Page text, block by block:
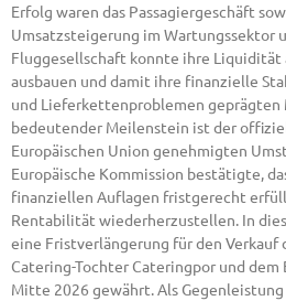
Erfolg waren das Passagiergeschäft
Umsatzsteigerung im Wartungssektor
Fluggesellschaft konnte ihre Liquidität
ausbauen und damit ihre finanzielle
und Lieferkettenproblemen geprägten
bedeutender Meilenstein ist der
Europäischen Union genehmigten
Europäische Kommission bestätigte,
finanziellen Auflagen fristgerecht
Rentabilität wiederherzustellen. In
eine Fristverlängerung für den
Catering-Tochter Cateringpor und dem
Mitte 2026 gewährt. Als